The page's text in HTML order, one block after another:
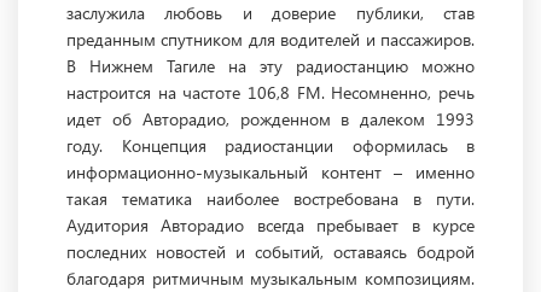
заслужила любовь и доверие публики, став
преданным спутником для водителей и пассажиров.
В Нижнем Тагиле на эту радиостанцию можно
настроится на частоте 106,8 FM. Несомненно, речь
идет об Авторадио, рожденном в далеком 1993
году. Концепция радиостанции оформилась в
информационно-музыкальный контент – именно
такая тематика наиболее востребована в пути.
Аудитория Авторадио всегда пребывает в курсе
последних новостей и событий, оставаясь бодрой
благодаря ритмичным музыкальным композициям.